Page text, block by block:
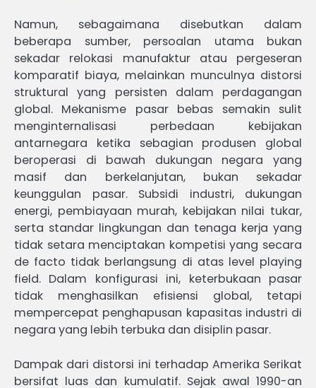
Namun, sebagaimana disebutkan dalam
beberapa sumber, persoalan utama bukan
sekadar relokasi manufaktur atau pergeseran
komparatif biaya, melainkan munculnya distorsi
struktural yang persisten dalam perdagangan
global. Mekanisme pasar bebas semakin sulit
menginternalisasi perbedaan kebijakan
antarnegara ketika sebagian produsen global
beroperasi di bawah dukungan negara yang
masif dan berkelanjutan, bukan sekadar
keunggulan pasar. Subsidi industri, dukungan
energi, pembiayaan murah, kebijakan nilai tukar,
serta standar lingkungan dan tenaga kerja yang
tidak setara menciptakan kompetisi yang secara
de facto tidak berlangsung di atas level playing
field. Dalam konfigurasi ini, keterbukaan pasar
tidak menghasilkan efisiensi global, tetapi
mempercepat penghapusan kapasitas industri di
negara yang lebih terbuka dan disiplin pasar.
Dampak dari distorsi ini terhadap Amerika Serikat
bersifat luas dan kumulatif. Sejak awal 1990-an